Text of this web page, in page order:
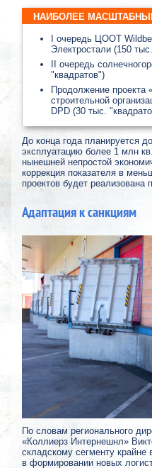
НАИБОЛЕЕ
I очередь ЦООТ
Электростали (150
II очередь
"квадратов")
Продолжение
строительной
DPD (30 тыс.
До конца года планируется
эксплуатацию более 1 млн
нынешней непростой
коррекция показателя в
проектов будет реализована
Адаптация к санкциям
По словам регионального
«Коллиерз Интернешнл»
складскому сегменту крайне
в формировании новых